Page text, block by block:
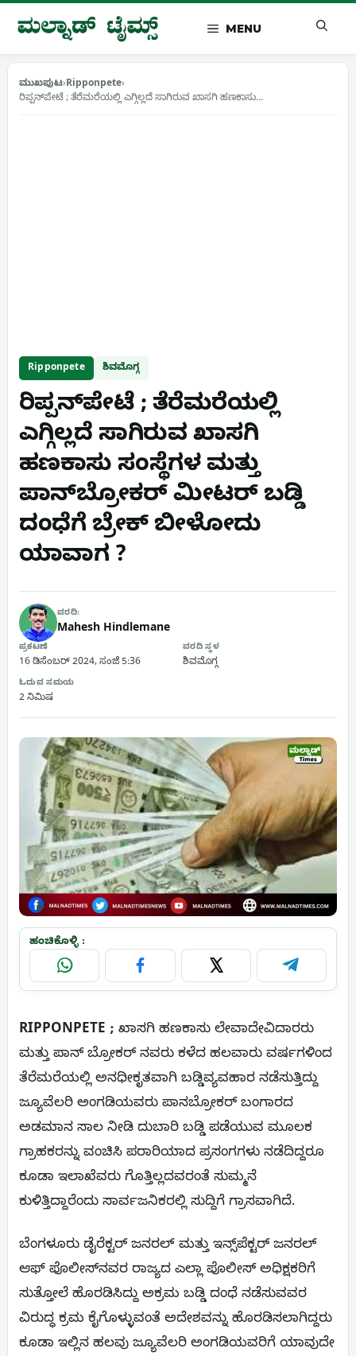
Skip
MENU
ಮುಖಪುಟ›Ripponpete›
ರಿಪ್ಪನ್‌ಪೇಟೆ ; ತೆರೆಮರೆಯಲ್ಲಿ ಎಗ್ಗಿಲ್ಲದೆ ಸಾಗಿರುವ ಖಾಸಗಿ ಹಣಕಾಸು…
Ripponpete ಶಿವಮೊಗ್ಗ
ರಿಪ್ಪನ್‌ಪೇಟೆ ; ತೆರೆಮರೆಯಲ್ಲಿ
ಎಗ್ಗಿಲ್ಲದೆ ಸಾಗಿರುವ ಖಾಸಗಿ
ಹಣಕಾಸು ಸಂಸ್ಥೆಗಳ ಮತ್ತು
ಪಾನ್‌ಬ್ರೋಕರ್ ಮೀಟರ್ ಬಡ್ಡಿ
ದಂಧೆಗೆ ಬ್ರೇಕ್ ಬೀಳೋದು
ಯಾವಾಗ ?
ವರದಿ:
Mahesh Hindlemane
ಪ್ರಕಟಣೆ
16 ಡಿಸೆಂಬರ್ 2024, ಸಂಜೆ 5:36
ವರದಿ ಸ್ಥಳ
ಶಿವಮೊಗ್ಗ
ಓದುವ ಸಮಯ
2 ನಿಮಿಷ
ಹಂಚಿಕೊಳ್ಳಿ :
WhatsApp Facebook X Telegram
RIPPONPETE ; ಖಾಸಗಿ ಹಣಕಾಸು ಲೇವಾದೇವಿದಾರರು
ಮತ್ತು ಪಾನ್ ಬ್ರೋಕರ್ ನವರು ಕಳೆದ ಹಲವಾರು ವರ್ಷಗಳಿಂದ
ತೆರೆಮರೆಯಲ್ಲಿ ಅನಧೀಕೃತವಾಗಿ ಬಡ್ಡಿವ್ಯವಹಾರ ನಡೆಸುತ್ತಿದ್ದು
ಜ್ಯೂವೆಲರಿ ಅಂಗಡಿಯವರು ಪಾನಬ್ರೋಕರ್ ಬಂಗಾರದ
ಅಡಮಾನ ಸಾಲ ನೀಡಿ ದುಬಾರಿ ಬಡ್ಡಿ ಪಡೆಯುವ ಮೂಲಕ
ಗ್ರಾಹಕರನ್ನು ವಂಚಿಸಿ ಪರಾರಿಯಾದ ಪ್ರಸಂಗಗಳು ನಡೆದಿದ್ದರೂ
ಕೂಡಾ ಇಲಾಖೆವರು ಗೊತ್ತಿಲ್ಲದವರಂತೆ ಸುಮ್ಮನೆ
ಕುಳಿತ್ತಿದ್ದಾರೆಂದು ಸಾರ್ವಜನಿಕರಲ್ಲಿ ಸುದ್ದಿಗೆ ಗ್ರಾಸವಾಗಿದೆ.
ಬೆಂಗಳೂರು ಡೈರೆಕ್ಟರ್ ಜನರಲ್ ಮತ್ತು ಇನ್ಸ್‌ಪೆಕ್ಟರ್ ಜನರಲ್
ಆಫ್ ಪೊಲೀಸ್‌ನವರ ರಾಜ್ಯದ ಎಲ್ಲಾ ಪೊಲೀಸ್ ಅಧಿಕ್ಷಕರಿಗೆ
ಸುತ್ತೋಲೆ ಹೊರಡಿಸಿದ್ದು ಅಕ್ರಮ ಬಡ್ಡಿ ದಂಧೆ ನಡೆಸುವವರ
ವಿರುದ್ಧ ಕ್ರಮ ಕೈಗೊಳ್ಳುವಂತೆ ಅದೇಶವನ್ನು ಹೊರಡಿಸಲಾಗಿದ್ದರು
ಕೂಡಾ ಇಲ್ಲಿನ ಹಲವು ಜ್ಯೂವೆಲರಿ ಅಂಗಡಿಯವರಿಗೆ ಯಾವುದೇ